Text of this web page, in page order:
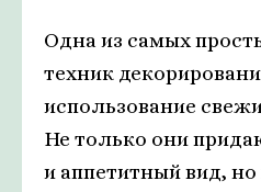
Одна из самых
техник
использование
Не только они
и аппетитный вид,